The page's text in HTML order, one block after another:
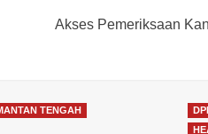
Akses Pemeriksaan
TENGAH